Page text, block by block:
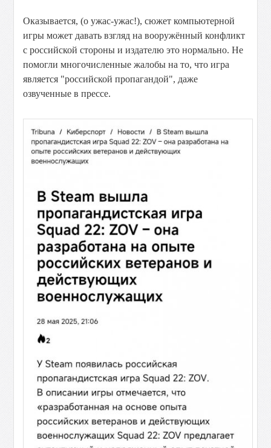
Оказывается, (о ужас-ужас!), сюжет компьютерной
игры может давать взгляд на вооружённый конфликт
с российской стороны и издателю это нормально. Не
помогли многочисленные жалобы на то, что игра
является "российской пропагандой", даже
озвученные в прессе.